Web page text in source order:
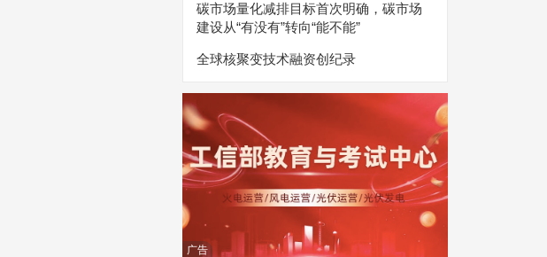
碳市场量化减排目标首次明确，碳市场
建设从“有没有”转向“能不能”
全球核聚变技术融资创纪录
广告